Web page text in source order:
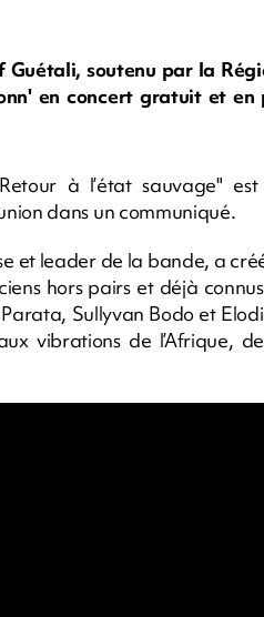
soutenu par la
en concert gratuit et
à l’état sauvage"
dans un communiqué.
et leader de la bande, a
hors pairs et déjà
Sullyvan Bodo et
vibrations de l’Afrique,